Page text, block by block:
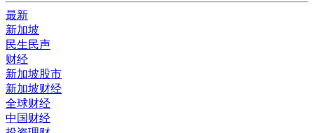
最新
新加坡
民生民声
财经
新加坡股市
新加坡财经
全球财经
中国财经